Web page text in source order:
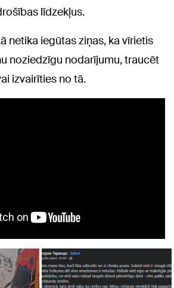
līdzekļus.
netika iegūtas ziņas, ka vīrietis
noziedzīgu nodarījumu, traucēt
izvairīties no tā.